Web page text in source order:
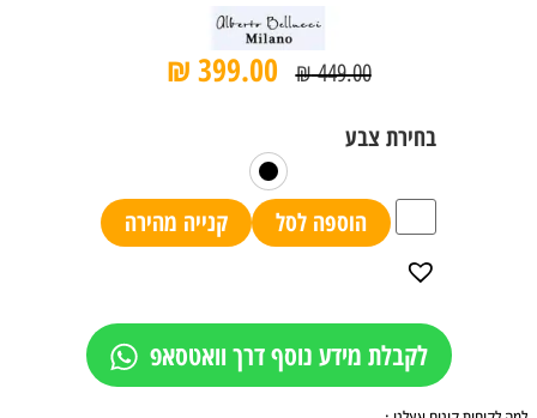
₪449.00
₪399.00
הוספה לסל קנייה מהירה
לקבלת מידע נוסף דרך וואטסאפ